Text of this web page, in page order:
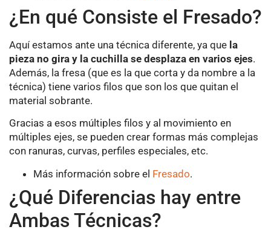
¿En qué Consiste el Fresado?
Aquí estamos ante una técnica diferente, ya que la
pieza no gira y la cuchilla se desplaza en varios ejes.
Además, la fresa (que es la que corta y da nombre a la
técnica) tiene varios filos que son los que quitan el
material sobrante.
Gracias a esos múltiples filos y al movimiento en
múltiples ejes, se pueden crear formas más complejas
con ranuras, curvas, perfiles especiales, etc.
Más información sobre el Fresado.
¿Qué Diferencias hay entre
Ambas Técnicas?